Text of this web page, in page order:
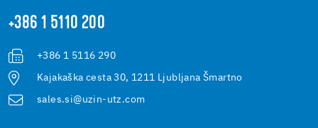
+386 1 5110 200
+386 1 5116 290
Kajakaška cesta 30, 1211 Ljubljana Šmartno
sales.si@uzin-utz.com